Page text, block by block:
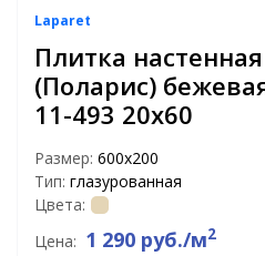
Laparet
Плитка
(Поларис)
11-493 20х60
Размер: 600х200
Тип: глазурованная
Цвета:
Цена: 1 290 руб./м2